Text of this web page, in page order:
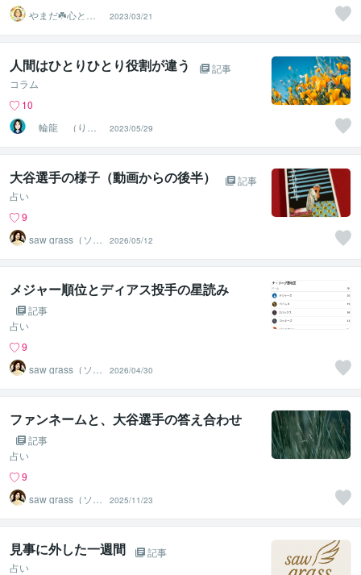
やまだ☘️心と頭
がスッキリ整う
サロン
2023/03/21
人間はひとりひとり役割が違う
記事
コラム
10
輪龍 （りん
りゅう）
2023/05/29
大谷選手の様子（動画からの後半）
記事
占い
9
saw grass（ソー
グラス）
2026/05/12
メジャー順位とディアス投手の星読み
記事
占い
9
saw grass（ソー
グラス）
2026/04/30
ファンネームと、大谷選手の答え合わせ
記事
占い
9
saw grass（ソー
グラス）
2025/11/23
見事に外した一週間
記事
占い